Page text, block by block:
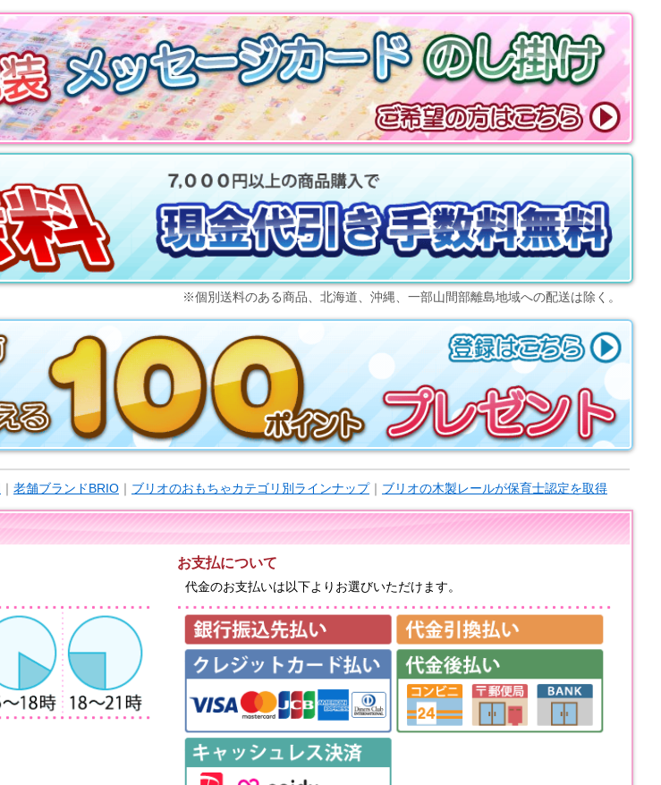
※個別送料のある商品、北海道、沖縄、一部山間部離島地域への配送は除く。
｜ 老舗ブランドBRIO ｜ ブリオのおもちゃカテゴリ別ラインナップ｜ ブリオの木製レールが保育士認定を取得
お支払について
代金のお支払いは以下よりお選びいただけます。